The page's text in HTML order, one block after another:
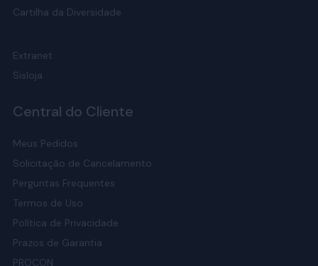
Cartilha da Diversidade
Extranet
Sisloja
Central do Cliente
Meus Pedidos
Solicitação de Cancelamento
Perguntas Frequentes
Termos de Uso
Política de Privacidade
Prazos de Garantia
PROCON